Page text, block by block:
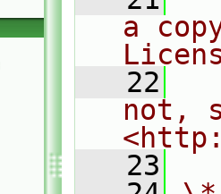
a
   22
not,
   23